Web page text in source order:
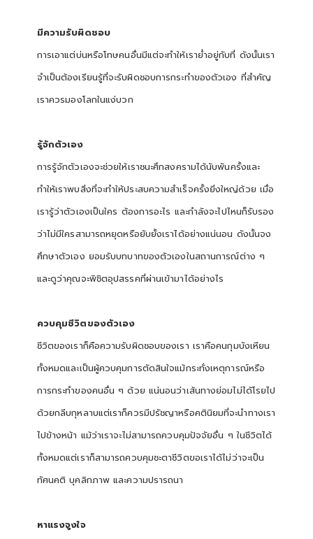
มีความรับผิดชอบ
การเอาแต่บ่นหรือโทษคนอื่นมีแต่จะทำให้เราย่ำอยู่กับที่ ดังนั้นเรา
จำเป็นต้องเรียนรู้ที่จะรับผิดชอบการกระทำของตัวเอง ที่สำคัญ
เราควรมองโลกในแง่บวก
รู้จักตัวเอง
การรู้จักตัวเองจะช่วยให้เราชนะศึกสงครามได้นับพันครั้งและ
ทำให้เราพบสิ่งที่จะทำให้ประสบความสำเร็จครั้งยิ่งใหญ่ด้วย เมื่อ
เรารู้ว่าตัวเองเป็นใคร ต้องการอะไร และกำลังจะไปไหนก็รับรอง
ว่าไม่มีใครสามารถหยุดหรือยับยั้งเราได้อย่างแน่นอน ดังนั้นจง
ศึกษาตัวเอง ยอมรับบทบาทของตัวเองในสถานการณ์ต่าง ๆ
และดูว่าคุณจะพิชิตอุปสรรคที่ผ่านเข้ามาได้อย่างไร
ควบคุมชีวิตของตัวเอง
ชีวิตของเราก็คือความรับผิดชอบของเรา เราคือคนกุมบังเหียน
ทั้งหมดและเป็นผู้ควบคุมการตัดสินใจแม้กระทั่งเหตุการณ์หรือ
การกระทำของคนอื่น ๆ ด้วย แน่นอนว่าเส้นทางย่อมไม่ได้โรยไป
ด้วยกลีบกุหลาบแต่เราก็ควรมีปรัชญาหรือคตินิยมที่จะนำทางเรา
ไปข้างหน้า แม้ว่าเราจะไม่สามารถควบคุมปัจจัยอื่น ๆ ในชีวิตได้
ทั้งหมดแต่เราก็สามารถควบคุมชะตาชีวิตขอเราได้ไม่ว่าจะเป็น
ทัศนคติ บุคลิกภาพ และความปรารถนา
หาแรงจูงใจ